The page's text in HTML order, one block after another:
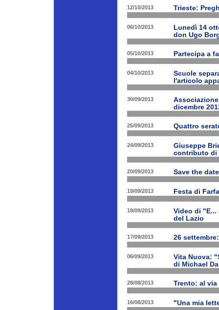
12/10/2013 Trieste:
06/10/2013
Lunedì 14
don Ugo
05/10/2013 Partecipa a
04/10/2013
Scuole
l'articolo
30/09/2013
dicembre
25/09/2013 Quattro
24/09/2013
Giuseppe
contributo di
20/09/2013 Save the
19/09/2013 Festa di
18/09/2013
Video di "E...
del Lazio
17/09/2013 26
06/09/2013
Vita Nuova:
di Michael
28/08/2013 Trento: al
16/08/2013 "Una mia